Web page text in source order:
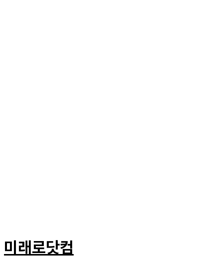
텐
츠
미래로닷컴